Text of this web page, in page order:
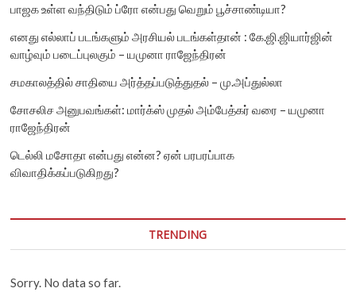
பாஜக உள்ள வந்திடும் ப்ரோ என்பது வெறும் பூச்சாண்டியா?
எனது எல்லாப் படங்களும் அரசியல் படங்கள்தான் : கே.ஜி.ஜியார்ஜின்
வாழ்வும் படைப்புலகும் – யமுனா ராஜேந்திரன்
சமகாலத்தில் சாதியை அர்த்தப்படுத்துதல் – மு.அப்துல்லா
சோசலிச அனுபவங்கள்: மார்க்ஸ் முதல் அம்பேத்கர் வரை – யமுனா
ராஜேந்திரன்
டெல்லி மசோதா என்பது என்ன? ஏன் பரபரப்பாக
விவாதிக்கப்படுகிறது?
TRENDING
Sorry. No data so far.